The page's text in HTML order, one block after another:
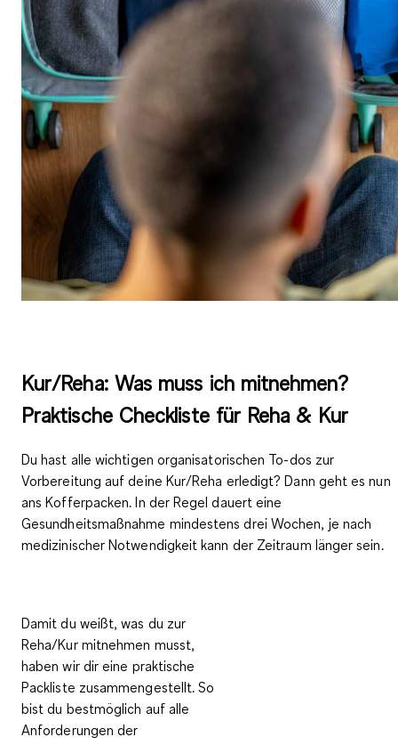
Kur/Reha: Was muss ich mitnehmen?
Praktische Checkliste für Reha & Kur
Du hast alle wichtigen organisatorischen To-dos zur
Vorbereitung auf deine Kur/Reha erledigt? Dann geht es nun
ans Kofferpacken. In der Regel dauert eine
Gesundheitsmaßnahme mindestensdrei Wochen, je nach
medizinischer Notwendigkeit kann der Zeitraum länger sein.
Damit du weißt, was du zur
Reha/Kur mitnehmen musst,
haben wir dir eine praktische
Packliste zusammengestellt. So
bist du bestmöglich auf alle
Anforderungen der